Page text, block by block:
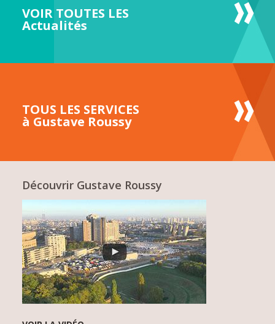
VOIR TOUTES LES
Actualités
TOUS LES SERVICES
à Gustave Roussy
Découvrir Gustave Roussy